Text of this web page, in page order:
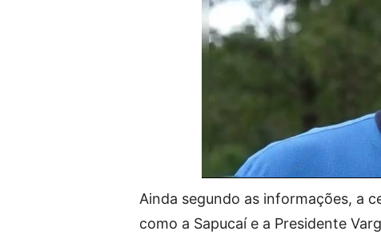
Ainda segundo as informações, a
como a Sapucaí e a Presidente